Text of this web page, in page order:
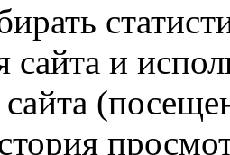
сайта и
сайта